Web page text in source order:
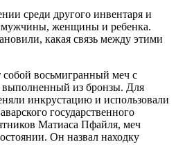
среди другого инвентаря и
мужчины, женщины и ребенка.
какая связь между этими
собой восьмигранный меч с
выполненный из бронзы. Для
инкрустацию и использовали
государственного
Матиаса Пфайля, меч
Он назвал находку